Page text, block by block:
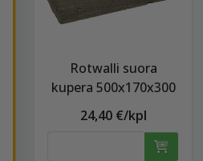
Rotwalli suora
kupera 500x170x300
24,40 €/kpl